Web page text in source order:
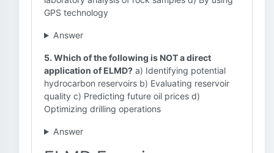
GPS technology
Answer
5. Which of the following is NOT a direct
application of ELMD? a) Identifying potential
hydrocarbon reservoirs b) Evaluating reservoir
quality c) Predicting future oil prices d)
Optimizing drilling operations
Answer